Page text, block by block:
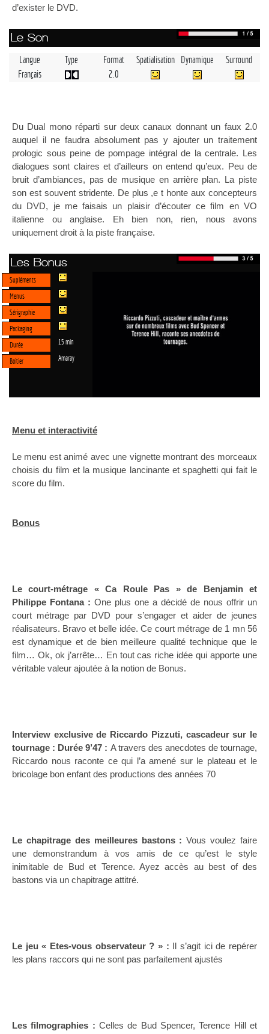
d’exister le DVD.
Le Son
Langue Type Format Spatialisation Dynamique
Surround
Français
2.0
Du Dual mono réparti sur deux canaux donnant un faux 2.0
auquel il ne faudra absolument pas y ajouter un traitement
prologic sous peine de pompage intégral de la centrale. Les
dialogues sont claires et d’ailleurs on entend qu’eux. Peu de
bruit d’ambiances, pas de musique en arrière plan. La piste
son est souvent stridente. De plus ,e t honte aux concepteurs
du DVD, je me faisais un plaisir d’écouter ce film en VO
italienne ou anglaise. Eh bien non, rien, nous avons
uniquement droit à la piste française.
Les Bonus
Supléments
Menus
Sérigraphie
Packaging
Durée
15 min
Boitier Amaray
Menu et interactivité
Le menu est animé avec une vignette montrant des morceaux
choisis du film et la musique lancinante et spaghetti qui fait le
score du film.
Bonus
Le court-métrage « Ca Roule Pas » de Benjamin et
Philippe Fontana : One plus one a décidé de nous offrir un
court métrage par DVD pour s’engager et aider de jeunes
réalisateurs. Bravo et belle idée. Ce court métrage de 1 mn 56
est dynamique et de bien meilleure qualité technique que le
film… Ok, ok j’arrête… En tout cas riche idée qui apporte une
véritable valeur ajoutée à la notion de Bonus.
Interview exclusive de Riccardo Pizzuti, cascadeur sur le
tournage : Durée 9’47 : A travers des anecdotes de tournage,
Riccardo nous raconte ce qui l’a amené sur le plateau et le
bricolage bon enfant des productions des années 70
Le chapitrage des meilleures bastons :Vous voulez faire
une demonstrandum à vos amis de ce qu’est le style
inimitable de Bud et Terence. Ayez accès au best of des
bastons via un chapitrage attitré.
Le jeu « Etes-vous observateur? » : Il s’agit ici de repérer
les plans raccors qui ne sont pas parfaitement ajustés
Les filmographies : Celles de Bud Spencer, Terence Hill et